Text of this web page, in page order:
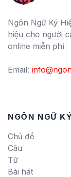
Ngôn Ngữ Ký
hiệu cho người
online miễn phí
Email:
NGÔN NGỮ
Chủ đề
Câu
Từ
Bài hát